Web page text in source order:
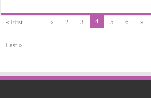
« First ... « 2 3 4 5 6 »
Last »